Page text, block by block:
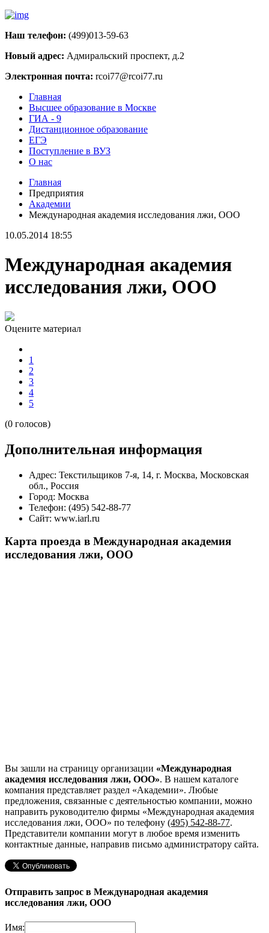
Наш телефон: (499)013-59-63
Новый адрес: Адмиральский проспект, д.2
Электронная почта: rcoi77@rcoi77.ru
Главная
Высшее образование в Москве
ГИА - 9
Дистанционное образование
ЕГЭ
Поступление в ВУЗ
О нас
Главная
Предприятия
Академии
Международная академия исследования лжи, ООО
10.05.2014 18:55
Международная академия
исследования лжи, ООО
Оцените материал
1
2
3
4
5
(0 голосов)
Дополнительная информация
Адрес: Текстильщиков 7-я, 14, г. Москва, Московская
обл., Россия
Город: Москва
Телефон: (495) 542-88-77
Сайт: www.iarl.ru
Карта проезда в Международная академия
исследования лжи, ООО
Вы зашли на страницу организации «Международная
академия исследования лжи, ООО». В нашем каталоге
компания представляет раздел «Академии». Любые
предложения, связанные с деятельностью компании, можно
направить руководителю фирмы «Международная академия
исследования лжи, ООО» по телефону (495) 542-88-77.
Представители компании могут в любое время изменить
контактные данные, направив письмо администратору сайта.
Отправить запрос в Международная академия
исследования лжи, ООО
Имя: